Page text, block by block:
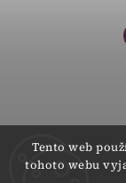
Tento web
tohoto webu